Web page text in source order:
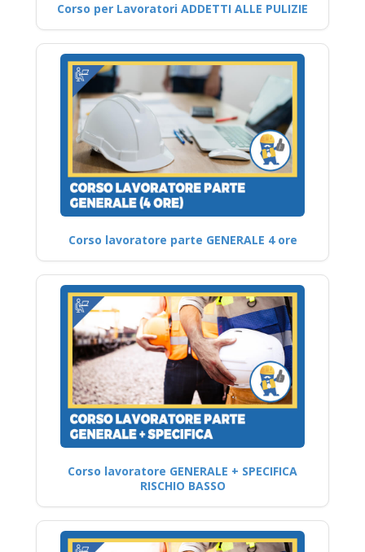
Corso per Lavoratori ADDETTI ALLE PULIZIE
Corso lavoratore parte GENERALE 4 ore
Corso lavoratore GENERALE + SPECIFICA
RISCHIO BASSO